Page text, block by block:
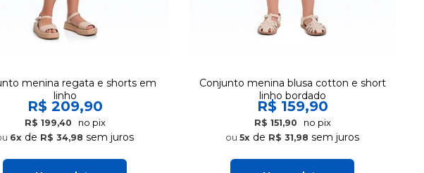
menina regata e shorts em
linho
R$ 209,90
R$ 199,40 no pix
6xde R$ 34,98 sem juros
Conjunto menina blusa cotton e short
linho bordado
R$ 159,90
R$ 151,90 no pix
5xde R$ 31,98 sem juros